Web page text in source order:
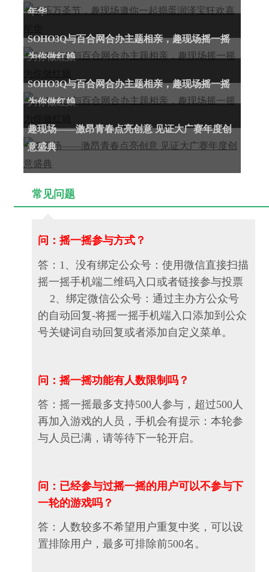
年华
SOHO3Q与百合网合办主题相亲，趣现场摇一摇
为你做红娘
SOHO3Q与百合网合办主题相亲，趣现场摇一摇
为你做红娘
趣现场——激昂青春点亮创意 见证大广赛年度创
意盛典
常见问题
问：摇一摇参与方式？
答：1、没有绑定公众号：使用微信直接扫描
摇一摇手机端二维码入口或者链接参与投票
2、绑定微信公众号：通过主办方公众号
的自动回复-将摇一摇手机端入口添加到公众
号关键词自动回复或者添加自定义菜单。
问：摇一摇功能有人数限制吗？
答：摇一摇最多支持500人参与，超过500人
再加入游戏的人员，手机会有提示：本轮参
与人员已满，请等待下一轮开启。
问：已经参与过摇一摇的用户可以不参与下
一轮的游戏吗？
答：人数较多不希望用户重复中奖，可以设
置排除用户，最多可排除前500名。